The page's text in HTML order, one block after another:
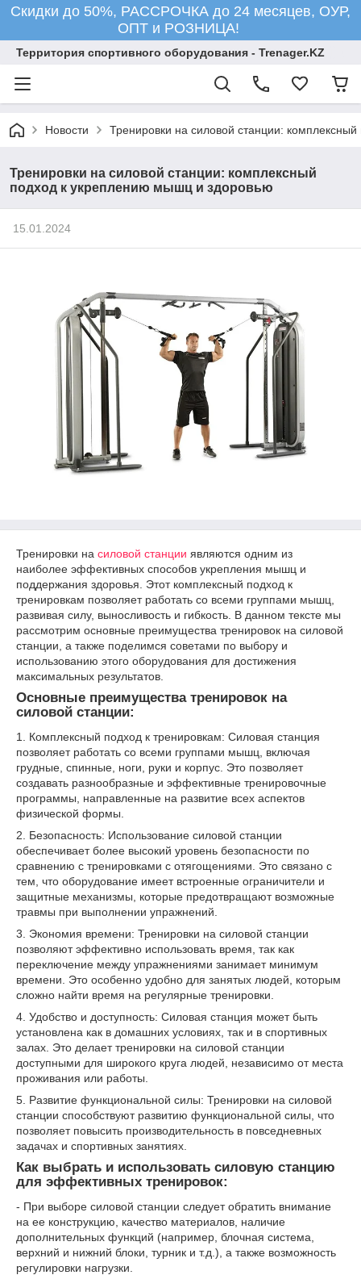
Скидки до 50%, РАССРОЧКА до 24 месяцев, ОУР,
ОПТ и РОЗНИЦА!
Территория спортивного оборудования - Trenager.KZ
Новости Тренировки на силовой станции:
Тренировки на силовой станции: комплексный
подход к укреплению мышц и здоровью
15.01.2024
Тренировки на силовой станции являются одним из
наиболее эффективных способов укрепления мышц и
поддержания здоровья. Этот комплексный подход к
тренировкам позволяет работать со всеми группами мышц,
развивая силу, выносливость и гибкость. В данном тексте мы
рассмотрим основные преимущества тренировок на силовой
станции, а также поделимся советами по выбору и
использованию этого оборудования для достижения
максимальных результатов.
Основные преимущества тренировок на
силовой станции:
1. Комплексный подход к тренировкам: Силовая станция
позволяет работать со всеми группами мышц, включая
грудные, спинные, ноги, руки и корпус. Это позволяет
создавать разнообразные и эффективные тренировочные
программы, направленные на развитие всех аспектов
физической формы.
2. Безопасность: Использование силовой станции
обеспечивает более высокий уровень безопасности по
сравнению с тренировками с отягощениями. Это связано с
тем, что оборудование имеет встроенные ограничители и
защитные механизмы, которые предотвращают возможные
травмы при выполнении упражнений.
3. Экономия времени: Тренировки на силовой станции
позволяют эффективно использовать время, так как
переключение между упражнениями занимает минимум
времени. Это особенно удобно для занятых людей, которым
сложно найти время на регулярные тренировки.
4. Удобство и доступность: Силовая станция может быть
установлена как в домашних условиях, так и в спортивных
залах. Это делает тренировки на силовой станции
доступными для широкого круга людей, независимо от места
проживания или работы.
5. Развитие функциональной силы: Тренировки на силовой
станции способствуют развитию функциональной силы, что
позволяет повысить производительность в повседневных
задачах и спортивных занятиях.
Как выбрать и использовать силовую станцию
для эффективных тренировок:
- При выборе силовой станции следует обратить внимание
на ее конструкцию, качество материалов, наличие
дополнительных функций (например, блочная система,
верхний и нижний блоки, турник и т.д.), а также возможность
регулировки нагрузки.